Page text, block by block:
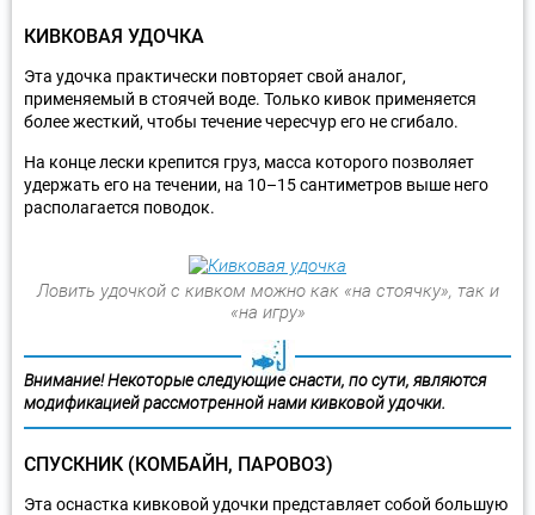
КИВКОВАЯ УДОЧКА
Эта удочка практически повторяет свой аналог,
применяемый в стоячей воде. Только кивок применяется
более жесткий, чтобы течение чересчур его не сгибало.
На конце лески крепится груз, масса которого позволяет
удержать его на течении, на 10–15 сантиметров выше него
располагается поводок.
Ловить удочкой с кивком можно как «на стоячку», так и
«на игру»
Внимание! Некоторые следующие снасти, по сути, являются
модификацией рассмотренной нами кивковой удочки.
СПУСКНИК (КОМБАЙН, ПАРОВОЗ)
Эта оснастка кивковой удочки представляет собой большую